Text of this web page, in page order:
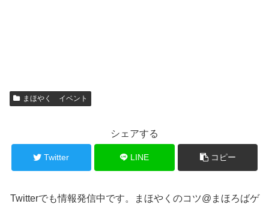
まほやく イベント
シェアする
Twitter LINE コピー
Twitterでも情報発信中です。まほやくのコツ@まほろばゲ